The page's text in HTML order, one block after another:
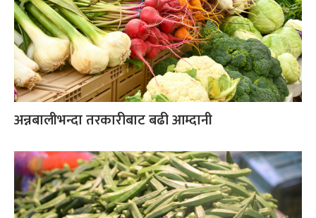
अन्नबालीभन्दा तरकारीबाट बढी आम्दानी